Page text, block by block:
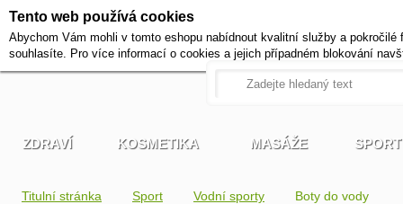
Titulní stránka Sport Vodní sporty Boty do vody
Pracovní dny od 9 do 17
ZDRAVÍ KOSMETIKA MASÁŽE SPORT
Tento web používá cookies
Abychom Vám mohli v tomto eshopu nabídnout kvalitní služby a
souhlasíte. Pro více informací o cookies a jejich případném blokování